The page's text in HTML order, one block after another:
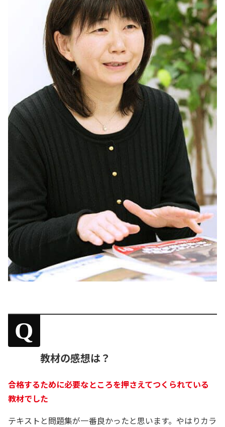
Q
教材の感想は？
合格するために必要なところを押さえてつくられている
教材でした
テキストと問題集が一番良かったと思います。やはりカラ